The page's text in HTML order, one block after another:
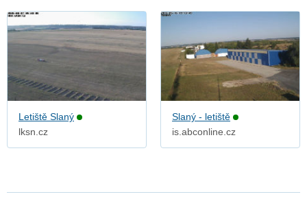
Letiště Slaný
lksn.cz
Slaný - letiště
is.abconline.cz